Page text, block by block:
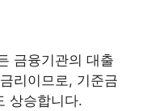
금융기관의 대출
리이므로, 기준금
상승합니다.